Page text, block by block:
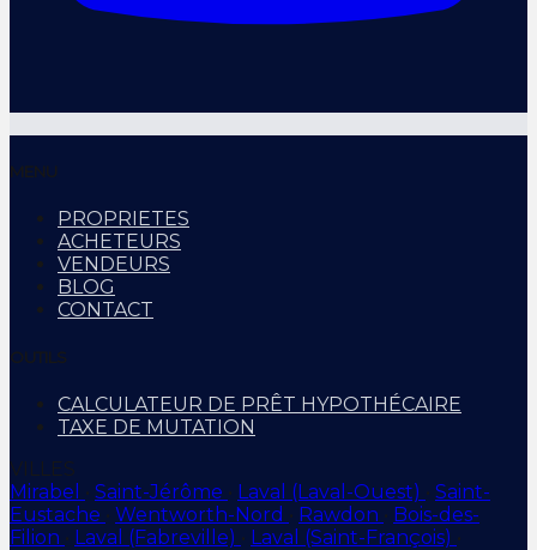
MENU
PROPRIETES
ACHETEURS
VENDEURS
BLOG
CONTACT
OUTILS
CALCULATEUR DE PRÊT HYPOTHÉCAIRE
TAXE DE MUTATION
VILLES
Mirabel • Saint-Jérôme • Laval (Laval-Ouest) • Saint-
Eustache • Wentworth-Nord • Rawdon • Bois-des-
Filion • Laval (Fabreville) • Laval (Saint-François) •